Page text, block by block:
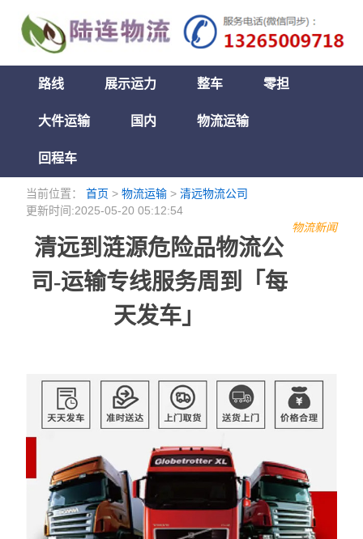
路线 展示运力 整车 零担
大件运输 国内 物流运输
回程车
当前位置：首页 >物流运输 >清远物流公司
更新时间:2025-05-20 05:12:54
物流新闻
清远到涟源危险品物流公
司-运输专线服务周到「每
天发车」